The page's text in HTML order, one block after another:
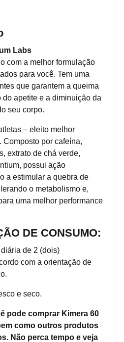
Labs
com a melhor formulação
para você. Tem uma
que garantem a queima
do apetite e a diminuição da
seu corpo.
– eleito melhor
por cafeína,
extrato de chá verde,
possui ação
a estimular a quebra de
o metabolismo e,
uma melhor performance
DE CONSUMO:
de 2 (dois)
com a orientação de
e seco.
pode comprar Kimera 60
como outros produtos
Não perca tempo e veja